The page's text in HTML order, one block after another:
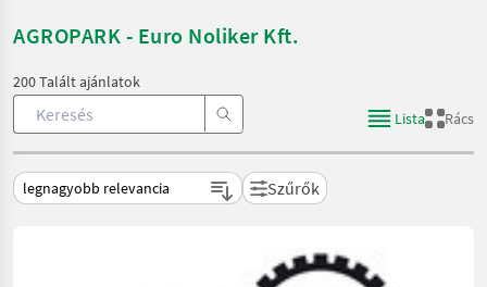
AGROPARK - Euro Noliker Kft.
200 Talált ajánlatok
Lista
Rács
Szűrők